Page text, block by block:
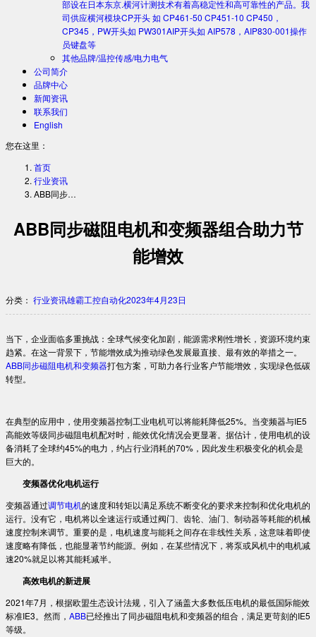
部设在日本东京.横河计测技术有着高稳定性和高可靠性的产品。我
司供应横河模块CP开头 如 CP461-50 CP451-10 CP450，
CP345，PW开头如 PW301AIP开头如 AIP578，AIP830-001操作
员键盘等
其他品牌/温控传感/电力电气
公司简介
品牌中心
新闻资讯
联系我们
English
您在这里：
首页
行业资讯
ABB同步…
ABB同步磁阻电机和变频器组合助力节
能增效
分类： 行业资讯雄霸工控自动化2023年4月23日
当下，企业面临多重挑战：全球气候变化加剧，能源需求刚性增长，资源环境约束
趋紧。在这一背景下，节能增效成为推动绿色发展最直接、最有效的举措之一。
ABB同步磁阻电机和变频器打包方案，可助力各行业客户节能增效，实现绿色低碳
转型。
在典型的应用中，使用变频器控制工业电机可以将能耗降低25%。当变频器与IE5
高能效等级同步磁阻电机配对时，能效优化情况会更显著。据估计，使用电机的设
备消耗了全球约45%的电力，约占行业消耗的70%，因此发生积极变化的机会是
巨大的。
变频器优化电机运行
变频器通过调节电机的速度和转矩以满足系统不断变化的要求来控制和优化电机的
运行。没有它，电机将以全速运行或通过阀门、齿轮、油门、制动器等耗能的机械
速度控制来调节。重要的是，电机速度与能耗之间存在非线性关系，这意味着即使
速度略有降低，也能显著节约能源。例如，在某些情况下，将泵或风机中的电机减
速20%就足以将其能耗减半。
高效电机的新进展
2021年7月，根据欧盟生态设计法规，引入了涵盖大多数低压电机的最低国际能效
标准IE3。然而， ABB已经推出了同步磁阻电机和变频器的组合，满足更苛刻的IE5
等级。